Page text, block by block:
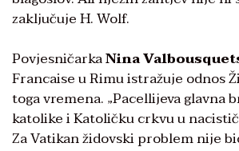
zaključuje H. Wolf.
PovjesničarkaNina
Francaise u Rimu istražuje odnos
toga vremena. „Pacellijeva glavna
katolike i Katoličku crkvu u
Za Vatikan židovski problem nije